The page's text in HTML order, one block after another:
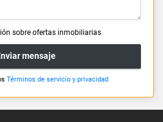
sobre ofertas inmobiliarias
mensaje
Términos de servicio y privacidad